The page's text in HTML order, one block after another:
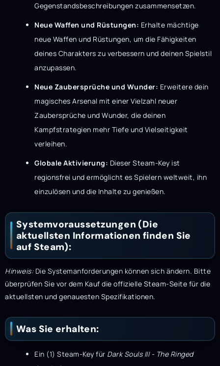
Gegenstandsbeschreibungen zusammensetzen.
Neue Waffen und Rüstungen: Erhalte mächtige
neue Waffen und Rüstungen, um die Fähigkeiten
deines Charakters zu verbessern und deinen Spielstil
anzupassen.
Neue Zaubersprüche und Wunder: Erweitere dein
magisches Arsenal mit einer Vielzahl neuer
Zaubersprüche und Wunder, die deinen
Kampfstrategien mehr Tiefe und Vielseitigkeit
verleihen.
Globale Aktivierung: Dieser Steam-Key ist
regionsfrei und ermöglicht es Spielern weltweit, ihn
einzulösen und die Inhalte zu genießen.
Systemvoraussetzungen (Die
aktuellsten Informationen finden Sie
auf Steam):
Hinweis:Die Systemanforderungen können sich ändern. Bitte
überprüfen Sie vor dem Kauf die offizielle Steam-Seite für die
aktuellsten und genauesten Spezifikationen.
Was Sie erhalten:
Ein (1) Steam-Key für Dark Souls III - The Ringed